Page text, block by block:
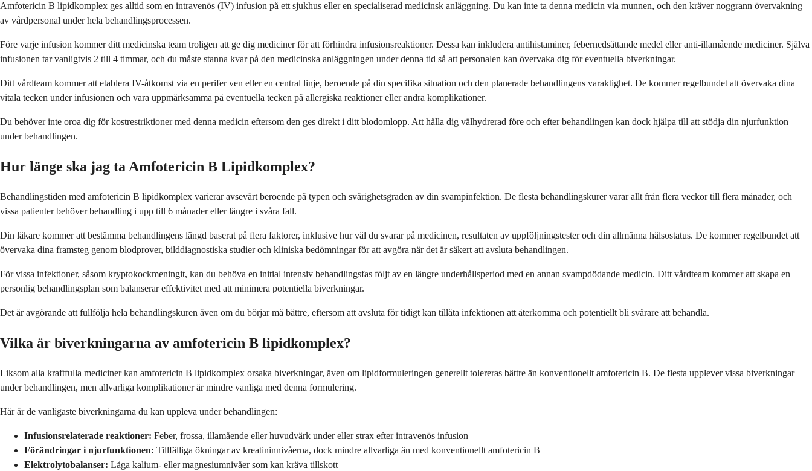
Amfotericin B lipidkomplex ges alltid som en intravenös (IV) infusion på ett sjukhus eller en specialiserad medicinsk anläggning. Du kan inte ta denna medicin via munnen, och den kräver noggrann övervakning
av vårdpersonal under hela behandlingsprocessen.
Före varje infusion kommer ditt medicinska team troligen att ge dig mediciner för att förhindra infusionsreaktioner. Dessa kan inkludera antihistaminer, febernedsättande medel eller anti-illamående mediciner. Själva
infusionen tar vanligtvis 2 till 4 timmar, och du måste stanna kvar på den medicinska anläggningen under denna tid så att personalen kan övervaka dig för eventuella biverkningar.
Ditt vårdteam kommer att etablera IV-åtkomst via en perifer ven eller en central linje, beroende på din specifika situation och den planerade behandlingens varaktighet. De kommer regelbundet att övervaka dina
vitala tecken under infusionen och vara uppmärksamma på eventuella tecken på allergiska reaktioner eller andra komplikationer.
Du behöver inte oroa dig för kostrestriktioner med denna medicin eftersom den ges direkt i ditt blodomlopp. Att hålla dig välhydrerad före och efter behandlingen kan dock hjälpa till att stödja din njurfunktion
under behandlingen.
Hur länge ska jag ta Amfotericin B Lipidkomplex?
Behandlingstiden med amfotericin B lipidkomplex varierar avsevärt beroende på typen och svårighetsgraden av din svampinfektion. De flesta behandlingskurer varar allt från flera veckor till flera månader, och
vissa patienter behöver behandling i upp till 6 månader eller längre i svåra fall.
Din läkare kommer att bestämma behandlingens längd baserat på flera faktorer, inklusive hur väl du svarar på medicinen, resultaten av uppföljningstester och din allmänna hälsostatus. De kommer regelbundet att
övervaka dina framsteg genom blodprover, bilddiagnostiska studier och kliniska bedömningar för att avgöra när det är säkert att avsluta behandlingen.
För vissa infektioner, såsom kryptokockmeningit, kan du behöva en initial intensiv behandlingsfas följt av en längre underhållsperiod med en annan svampdödande medicin. Ditt vårdteam kommer att skapa en
personlig behandlingsplan som balanserar effektivitet med att minimera potentiella biverkningar.
Det är avgörande att fullfölja hela behandlingskuren även om du börjar må bättre, eftersom att avsluta för tidigt kan tillåta infektionen att återkomma och potentiellt bli svårare att behandla.
Vilka är biverkningarna av amfotericin B lipidkomplex?
Liksom alla kraftfulla mediciner kan amfotericin B lipidkomplex orsaka biverkningar, även om lipidformuleringen generellt tolereras bättre än konventionellt amfotericin B. De flesta upplever vissa biverkningar
under behandlingen, men allvarliga komplikationer är mindre vanliga med denna formulering.
Här är de vanligaste biverkningarna du kan uppleva under behandlingen:
Infusionsrelaterade reaktioner: Feber, frossa, illamående eller huvudvärk under eller strax efter intravenös infusion
Förändringar i njurfunktionen: Tillfälliga ökningar av kreatininnivåerna, dock mindre allvarliga än med konventionellt amfotericin B
Elektrolytobalanser: Låga kalium- eller magnesiumnivåer som kan kräva tillskott